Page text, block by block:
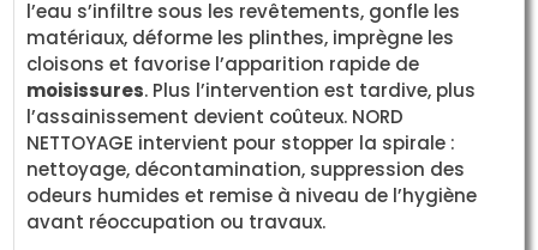
l’eau s’infiltre sous les revêtements, gonfle les
matériaux, déforme les plinthes, imprègne les
cloisons et favorise l’apparition rapide de
moisissures. Plus l’intervention est tardive, plus
l’assainissement devient coûteux. NORD
NETTOYAGE intervient pour stopper la spirale :
nettoyage, décontamination, suppression des
odeurs humides et remise à niveau de l’hygiène
avant réoccupation ou travaux.